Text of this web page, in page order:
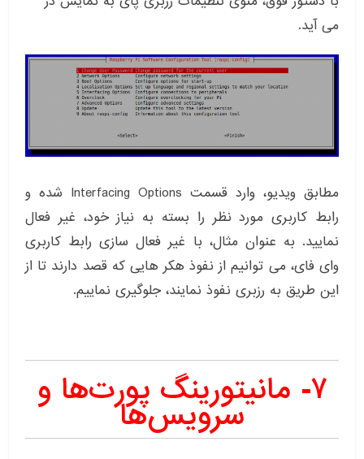
می آید.
مطابق ویدیو، وارد قسمت Interfacing Options شده و
رابط کاربری مورد نظر را بسته به نیاز خود، غیر فعال
نمایید. به عنوان مثال، با غیر فعال سازی رابط کاربری
وای فای، می توانیم از نفوذ هکر هایی که قصد دارند تا از
این طریق به رزبری نفوذ نمایند، جلوگیری نماییم.
۷- مانیتورینگ پورت‌ها و
سرویس‌ها